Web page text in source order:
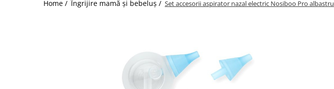
Jucarii de Sortare
Home / Îngrijire mamă și bebeluș / Set accesorii aspirator nazal electric Nosiboo Pro albastru